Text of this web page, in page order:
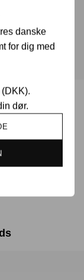
danske
for dig med
dør.